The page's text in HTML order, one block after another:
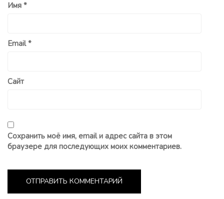
Имя *
Email*
Сайт
Сохранить моё имя, email и адрес сайта в этом
браузере для последующих моих комментариев.